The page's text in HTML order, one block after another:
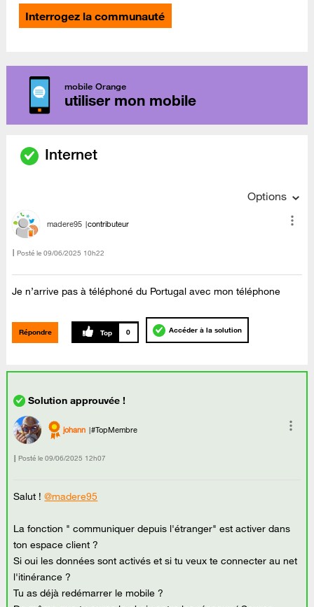
Interrogez la communauté
mobile Orange
utiliser mon mobile
Internet
Options
madere95 contributeur
Posté le ‎09/06/2025 10h22
Je n’arrive pas à téléphoné du Portugal avec mon téléphone
Répondre 0 Accéder à la solution
johann #TopMembre
Posté le ‎09/06/2025 12h07
Salut !@madere95
La fonction " communiquer depuis l'étranger" est activer dans
ton espace client ?
Si oui les données sont activés et si tu veux te connecter au net
l'itinérance ?
Tu as déjà redémarrer le mobile ?